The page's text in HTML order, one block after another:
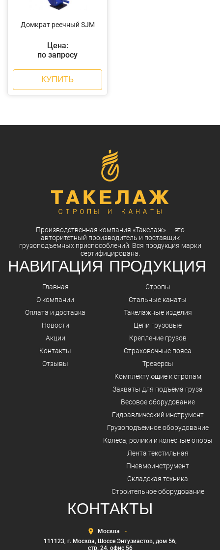
Домкрат реечный SJM
Цена:
по запросу
КУПИТЬ
Производственная компания «Такелаж»— это
авторитетный производитель и поставщик
грузоподъемных приспособлений. Вся продукция марки
сертифицирована.
НАВИГАЦИЯ
Главная
О компании
Оплата и доставка
Новости
Акции
Контакты
Отзывы
ПРОДУКЦИЯ
Стропы
Стальные канаты
Такелажные изделия
Цепи грузовые
Крепление грузов
Страховочные пояса
Треверсы
Комплектующие к стропам
Захваты для подъема груза
Весовое оборудование
Гидравлический инструмент
Грузоподъемное оборудование
Колеса, ролики и колесные опоры
Лента текстильная
Пневмоинструмент
Складская техника
Строительное оборудование
КОНТАКТЫ
Выберите
город
111123, г. Москва, Шоссе Энтузиастов, дом 56,
стр. 24, офис 56